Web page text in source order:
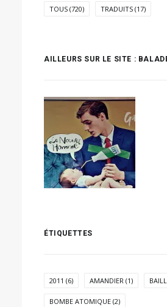
TOUS (720) TRADUITS (17)
AILLEURS SUR LE SITE :
ÉTIQUETTES
2011 (6) AMANDIER (1)
BOMBE ATOMIQUE (2)